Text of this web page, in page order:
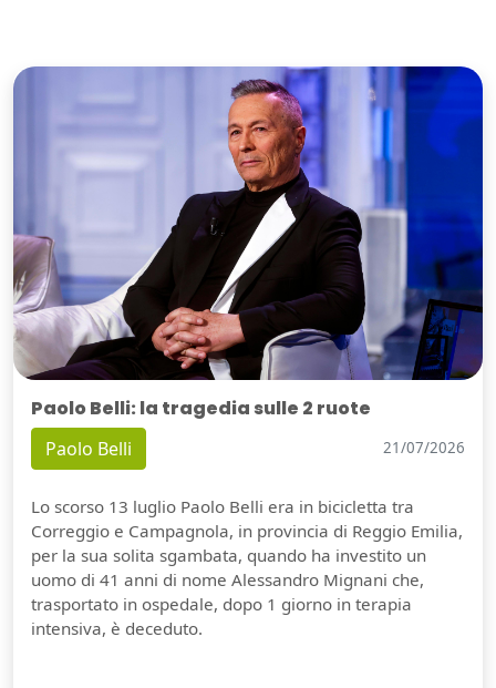
Paolo Belli: la tragedia sulle 2 ruote
Paolo Belli 21/07/2026
Lo scorso 13 luglio Paolo Belli era in bicicletta tra
Correggio e Campagnola, in provincia di Reggio Emilia,
per la sua solita sgambata, quando ha investito un
uomo di 41 anni di nome Alessandro Mignani che,
trasportato in ospedale, dopo 1 giorno in terapia
intensiva, è deceduto.